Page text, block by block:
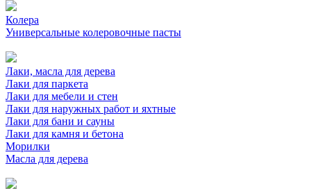
Колера
Универсальные колеровочные пасты
Лаки, масла для дерева
Лаки для паркета
Лаки для мебели и стен
Лаки для наружных работ и яхтные
Лаки для бани и сауны
Лаки для камня и бетона
Морилки
Масла для дерева